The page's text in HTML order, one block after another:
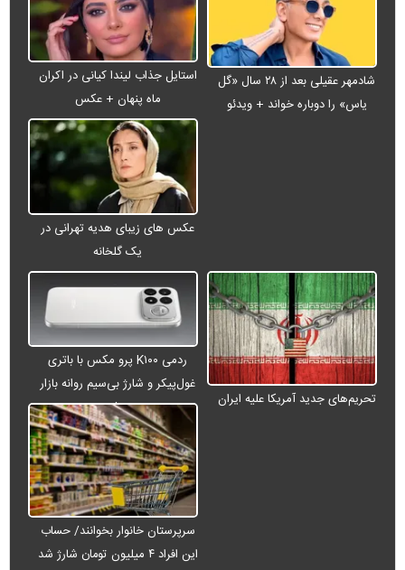
شادمهر عقیلی بعد از ۲۸ سال «گل
یاس» را دوباره خواند + ویدئو
استایل جذاب لیندا کیانی در اکران
ماه پنهان + عکس
عکس های زیبای هدیه تهرانی در
یک گلخانه
تحریم‌های جدید آمریکا علیه ایران
ردمی K۱۰۰ پرو مکس با باتری
غول‌پیکر و شارژ بی‌سیم روانه بازار
می‌شود
سرپرستان خانوار بخوانند/ حساب
این افراد ۴ میلیون تومان شارژ شد